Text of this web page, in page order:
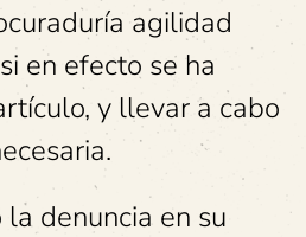
agilidad
en efecto se ha
y llevar a cabo
denuncia en su